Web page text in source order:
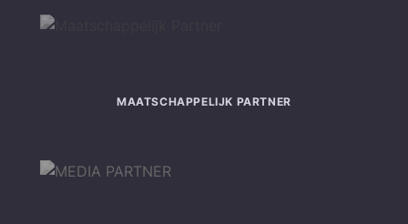
MAATSCHAPPELIJK PARTNER